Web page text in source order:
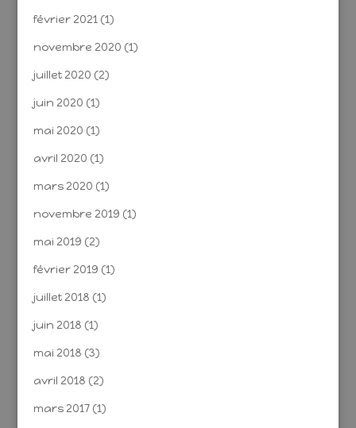
février 2021 (1)
novembre 2020 (1)
juillet 2020 (2)
juin 2020 (1)
mai 2020 (1)
avril 2020 (1)
mars 2020 (1)
novembre 2019 (1)
mai 2019 (2)
février 2019 (1)
juillet 2018 (1)
juin 2018 (1)
mai 2018 (3)
avril 2018 (2)
mars 2017 (1)